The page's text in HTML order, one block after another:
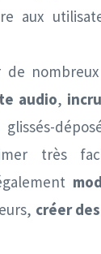
aux
de nombreux
audio,
très
créer